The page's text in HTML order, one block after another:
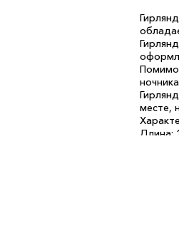
Помимо
месте,
Длина: